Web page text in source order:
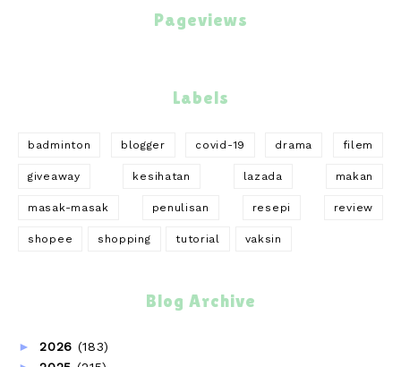
Pageviews
Labels
badminton blogger covid-19 drama filem
giveaway kesihatan lazada makan
masak-masak penulisan resepi review
shopee shopping tutorial vaksin
Blog Archive
►2026 (183)